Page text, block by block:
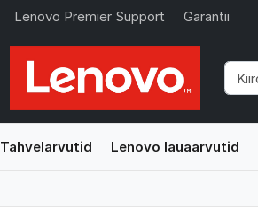
Lenovo Premier Support Garantii
Tahvelarvutid Lenovo lauaarvutid